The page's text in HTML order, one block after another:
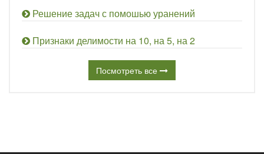
Решение задач с помошью уранений
Признаки делимости на 10, на 5, на 2
Посмотреть все